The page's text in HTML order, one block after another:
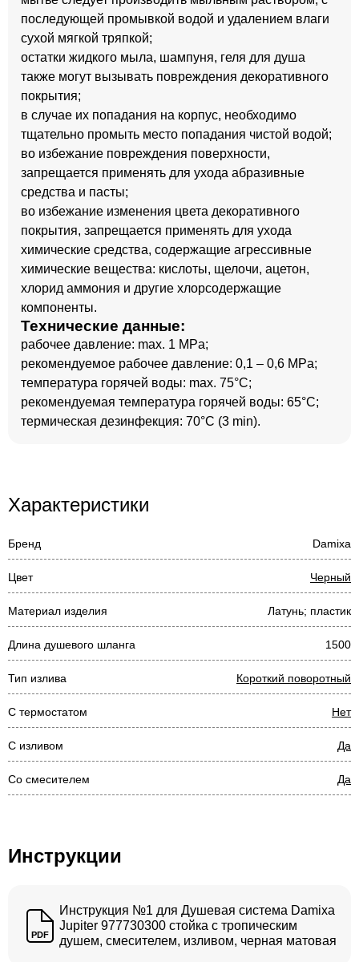
последующей промывкой водой и удалением влаги
сухой мягкой тряпкой;
остатки жидкого мыла, шампуня, геля для душа
также могут вызывать повреждения декоративного
покрытия;
в случае их попадания на корпус, необходимо
тщательно промыть место попадания чистой водой;
во избежание повреждения поверхности,
запрещается применять для ухода абразивные
средства и пасты;
во избежание изменения цвета декоративного
покрытия, запрещается применять для ухода
химические средства, содержащие агрессивные
химические вещества: кислоты, щелочи, ацетон,
хлорид аммония и другие хлорсодержащие
компоненты.
Технические данные:
рабочее давление: max. 1 MPa;
рекомендуемое рабочее давление: 0,1 – 0,6 MPa;
температура горячей воды: max. 75°C;
рекомендуемая температура горячей воды: 65°C;
термическая дезинфекция: 70°C (3 min).
Характеристики
Бренд Damixa
Цвет Черный
Материал изделия Латунь; пластик
Длина душевого шланга 1500
Тип излива Короткий поворотный
С термостатом Нет
С изливом Да
Со смесителем Да
Инструкции
PDF
Инструкция №1 для Душевая система Damixa
Jupiter 977730300 стойка с тропическим
душем, смесителем, изливом, черная матовая